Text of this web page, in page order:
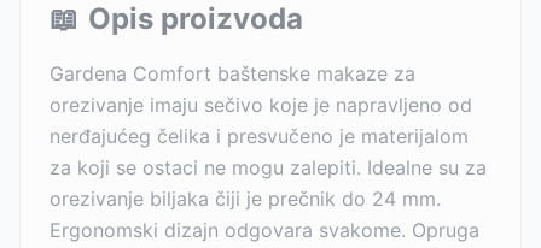
📖 Opis proizvoda
Gardena Comfort baštenske makaze za
orezivanje imaju sečivo koje je napravljeno od
nerđajućeg čelika i presvučeno je materijalom
za koji se ostaci ne mogu zalepiti. Idealne su za
orezivanje biljaka čiji je prečnik do 24 mm.
Ergonomski dizajn odgovara svakome. Opruga